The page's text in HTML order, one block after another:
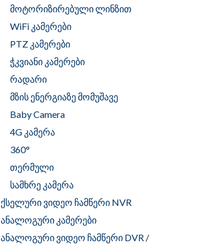
მოტორიზირებული ლინზით
WiFi კამერები
PTZ კამერები
ჭკვიანი კამერები
რადარი
მზის ენერგიაზე მომუშავე
Baby Camera
4G კამერა
360°
თერმული
სამხრე კამერა
ქსელური ვიდეო ჩამწერი NVR
ანალოგური კამერები
ანალოგური ვიდეო ჩამწერი DVR /